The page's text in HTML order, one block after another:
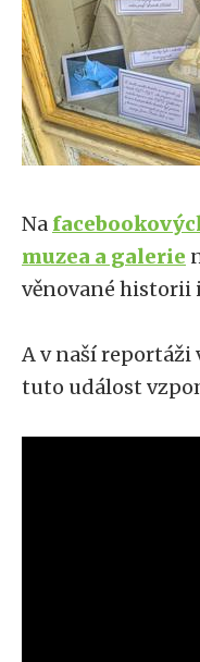
Na
muzea a galerie
věnované historii
A v naší reportáži
tuto událost